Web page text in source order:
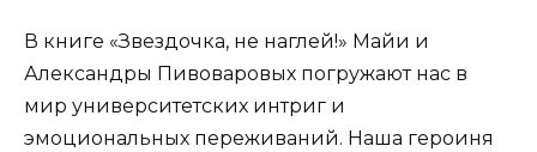
В книге «Звездочка, не наглей!» Майи и
Александры Пивоваровых погружают нас в
мир университетских интриг и
эмоциональных переживаний. Наша героиня